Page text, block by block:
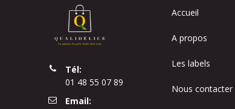
Tél:
01 48 55 07 89
Email:
Accueil
A propos
Les labels
Nous contacter